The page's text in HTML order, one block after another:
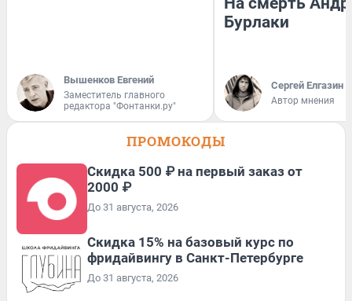
Вышенков Евгений
Заместитель главного
редактора "Фонтанки.ру"
Бурлаки
Сергей Елгазин
Автор мнения
ПРОМОКОДЫ
Скидка 500 ₽ на первый заказ от
2000 ₽
До 31 августа, 2026
Скидка 15% на базовый курс по
фридайвингу в Санкт-Петербурге
До 31 августа, 2026